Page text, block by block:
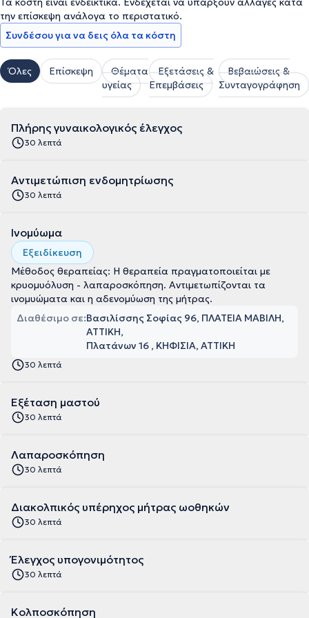
την επίσκεψη ανάλογα το περιστατικό.
Συνδέσου για να δεις όλα τα κόστη
Όλες Επίσκεψη
Θέματα
υγείας
Εξετάσεις &
Επεμβάσεις
Βεβαιώσεις &
Συνταγογράφηση
Πλήρης γυναικολογικός έλεγχος
30 λεπτά
Αντιμετώπιση ενδομητρίωσης
30 λεπτά
Ινομύωμα
Εξειδίκευση
Μέθοδος θεραπείας: Η θεραπεία πραγματοποιείται με
κρυομυόλυση - λαπαροσκόπηση. Αντιμετωπίζονται τα
ινομυώματα και η αδενομύωση της μήτρας.
Διαθέσιμο σε:Βασιλίσσης Σοφίας 96, ΠΛΑΤΕΙΑ ΜΑΒΙΛΗ,
ΑΤΤΙΚΗ
Πλατάνων 16 , ΚΗΦΙΣΙΑ, ΑΤΤΙΚΗ
30 λεπτά
Εξέταση μαστού
30 λεπτά
Λαπαροσκόπηση
30 λεπτά
Διακολπικός υπέρηχος μήτρας ωοθηκών
30 λεπτά
Έλεγχος υπογονιμότητος
30 λεπτά
Κολποσκόπηση